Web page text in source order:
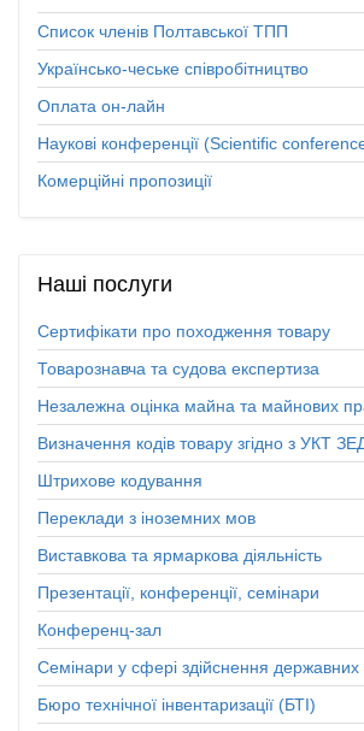
Список членів Полтавської ТПП
Українсько-чеське співробітництво
Оплата он-лайн
Наукові конференції (Scientific
Комерційні пропозиції
Наші послуги
Сертифікати про походження товару
Товарознавча та судова експертиза
Незалежна оцінка майна та майнових
Визначення кодів товару згідно з УКТ
Штрихове кодування
Переклади з іноземних мов
Виставкова та ярмаркова діяльність
Презентації, конференції, семінари
Конференц-зал
Семінари у сфері здійснення державних
Бюро технічної інвентаризації (БТІ)